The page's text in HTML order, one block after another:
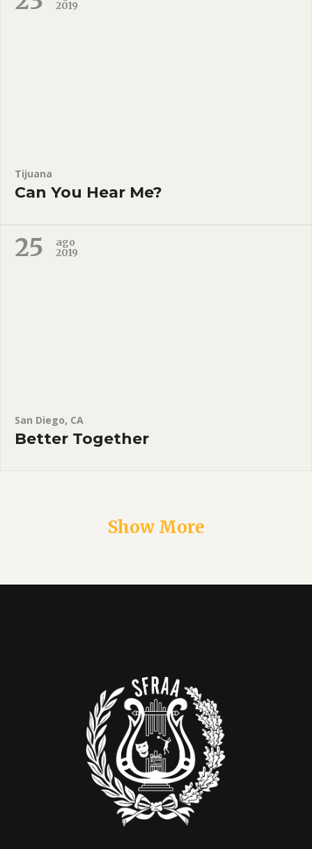
2019
Tijuana
Can You Hear Me?
25
ago
2019
San Diego, CA
Better Together
Show More